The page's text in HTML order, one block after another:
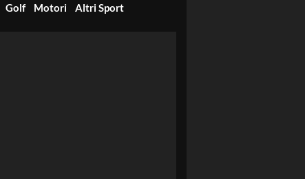
Golf Motori Altri Sport